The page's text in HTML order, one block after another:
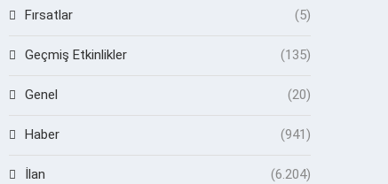
Fırsatlar (5)
Geçmiş Etkinlikler (135)
Genel (20)
Haber (941)
İlan (6.204)